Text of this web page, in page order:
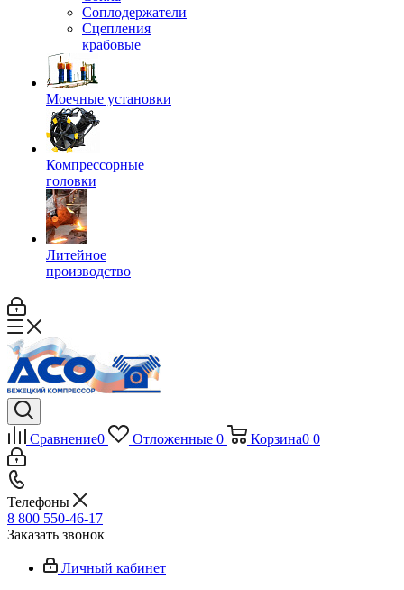
Соплодержатели
Сцепления
крабовые
Моечные установки
Компрессорные
головки
Литейное
производство
Сравнение0 Отложенные 0 Корзина0 0
Телефоны
8 800 550-46-17
Заказать звонок
Личный кабинет